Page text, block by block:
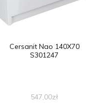
Cersanit Nao 140X70
S301247
547,00zł